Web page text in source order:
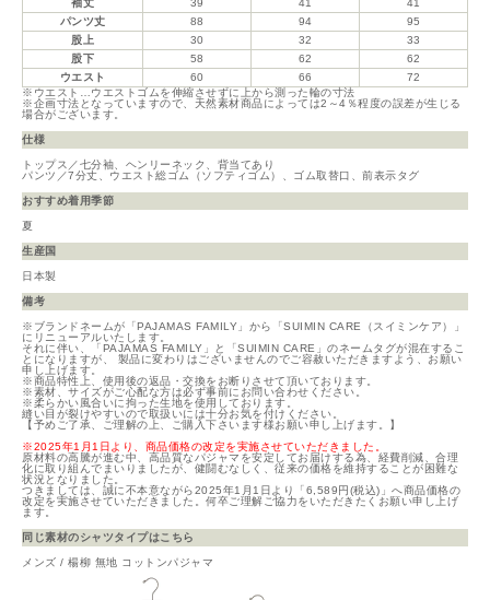
パンツ丈
88 94
95
股上
30 32
33
股下
58 62
62
ウエスト
60 66
72
※ウエスト…ウエストゴムを伸縮させずに上から測った輪の寸法
※企画寸法となっていますので、天然素材商品によっては2～4％程度の誤差が生じる
場合がございます。
仕様
トップス／七分袖、ヘンリーネック、背当てあり
パンツ／7分丈、ウエスト総ゴム（ソフティゴム）、ゴム取替口、前表示タグ
おすすめ着用季節
夏
生産国
日本製
備考
※ブランドネームが「PAJAMAS FAMILY」から「SUIMIN CARE（スイミンケア）」
にリニューアルいたします。
それに伴い、「PAJAMAS FAMILY」と「SUIMIN CARE」のネームタグが混在するこ
とになりますが、 製品に変わりはございませんのでご容赦いただきますよう、お願い
申し上げます。
※商品特性上、使用後の返品・交換をお断りさせて頂いております。
※素材、サイズがご心配な方は必ず事前にお問い合わせください。
※柔らかい風合いに拘った生地を使用しております。
縫い目が裂けやすいので取扱いには十分お気を付けください。
【予めご了承、ご理解の上、ご購入下さいます様お願い申し上げます。】
※2025年1月1日より、商品価格の改定を実施させていただきました。
原材料の高騰が進む中、高品質なパジャマを安定してお届けする為、経費削減、合理
化に取り組んでまいりましたが、健闘むなしく、従来の価格を維持することが困難な
状況となりました。
つきましては、誠に不本意ながら2025年1月1日より「6,589円(税込)」へ商品価格の
改定を実施させていただきました。何卒ご理解ご協力をいただきたくお願い申し上げ
ます。
同じ素材のシャツタイプはこちら
メンズ / 楊柳 無地 コットンパジャマ